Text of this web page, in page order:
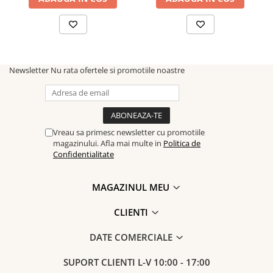
Newsletter Nu rata ofertele si promotiile noastre
Vreau sa primesc newsletter cu promotiile
magazinului. Afla mai multe in Politica de
Confidentialitate
MAGAZINUL MEU
CLIENTI
DATE COMERCIALE
SUPORT CLIENTI L-V 10:00 - 17:00